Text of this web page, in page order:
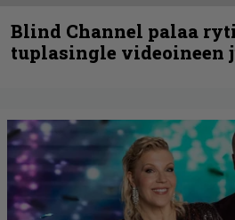
Blind Channel palaa
tuplasingle videoineen